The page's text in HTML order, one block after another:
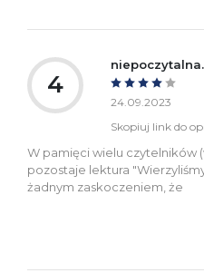
4
24.09.2023
Skopiuj link do
W pamięci wielu czytelników
pozostaje lektura
żadnym zaskoczeniem, że